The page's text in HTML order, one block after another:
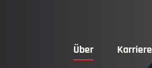
Über Karriere